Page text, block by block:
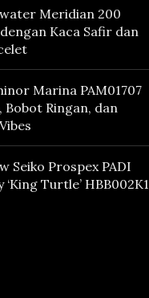
Meridian 200
Kaca Safir dan
Marina PAM01707
Bobot Ringan, dan
Seiko Prospex PADI
Turtle’ HBB002K1